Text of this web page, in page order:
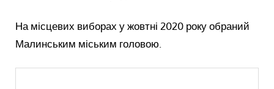
На місцевих виборах у жовтні 2020 року обраний
Малинським міським головою.